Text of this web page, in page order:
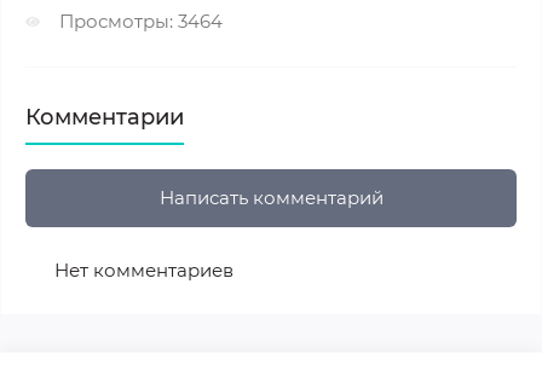
Просмотры: 3464
Комментарии
Написать комментарий
Нет комментариев